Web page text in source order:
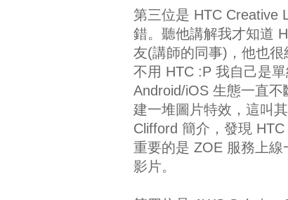
第三位是 HTC Creative
錯。聽他講解我才知道
友(講師的同事)，他也
不用 HTC :P 我自己是
Android/iOS 生態一直
建一堆圖片特效，這叫
Clifford 簡介，發現
重要的是 ZOE 服務上
影片。